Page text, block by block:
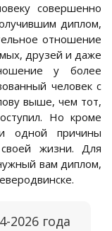
совершенно
диплом,
отношение
друзей и даже
у более
человек с
выше, чем тот,
Но кроме
одной причины
жизни. Для
вам диплом,
2026 года